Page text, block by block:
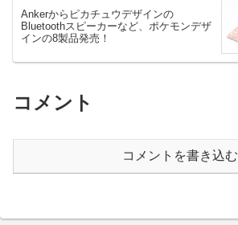
Ankerからピカチュウデザインの
Bluetoothスピーカーなど、ポケモンデザ
インの8製品発売！
コメント
コメントを書き込む